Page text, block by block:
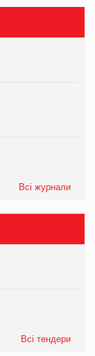
Всі журнали
Всі тендери